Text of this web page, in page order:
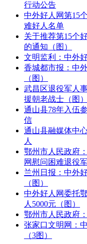
行动公告
中外好人网第15
难好人名单
关于推荐第15个
的通知（图）
文明监利：中外
香城都市报：中
（图）
武昌区退役军人
援朝老战士（图）
通山县78年入伍
信
通山县融媒体中
人
鄂州市人民政府
网慰问困难退役
兰州日报：中外
（图）
中外好人网委托
人5000元（图）
鄂州市人民政府
张家口文明网：
（3图）